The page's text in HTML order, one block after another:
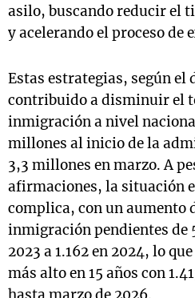
asilo, buscando reducir el
y acelerando el proceso de
Estas estrategias, según el
contribuido a disminuir el
inmigración a nivel
millones al inicio de la
3,3 millones en marzo. A
afirmaciones, la situación
complica, con un aumento
inmigración pendientes de
2023 a 1.162 en 2024, lo
más alto en 15 años con